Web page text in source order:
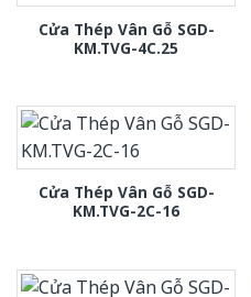
Cửa Thép Vân Gỗ SGD-
KM.TVG-4C.25
Cửa Thép Vân Gỗ SGD-
KM.TVG-2C-16